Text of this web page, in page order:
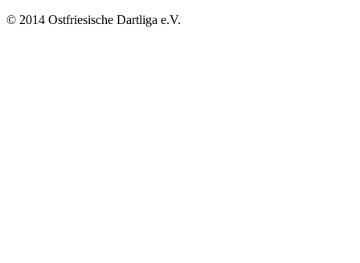
© 2014 Ostfriesische Dartliga e.V.